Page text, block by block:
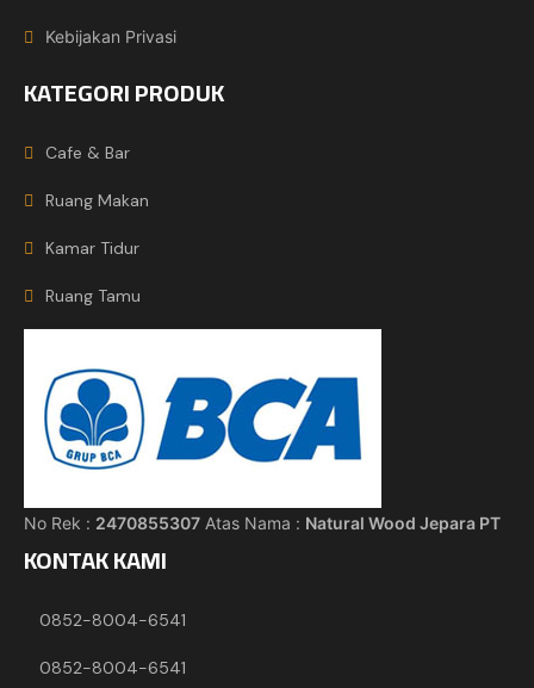
Kebijakan Privasi
KATEGORI PRODUK
Cafe & Bar
Ruang Makan
Kamar Tidur
Ruang Tamu
No Rek : 2470855307 Atas Nama : Natural Wood Jepara PT
KONTAK KAMI
0852-8004-6541
0852-8004-6541